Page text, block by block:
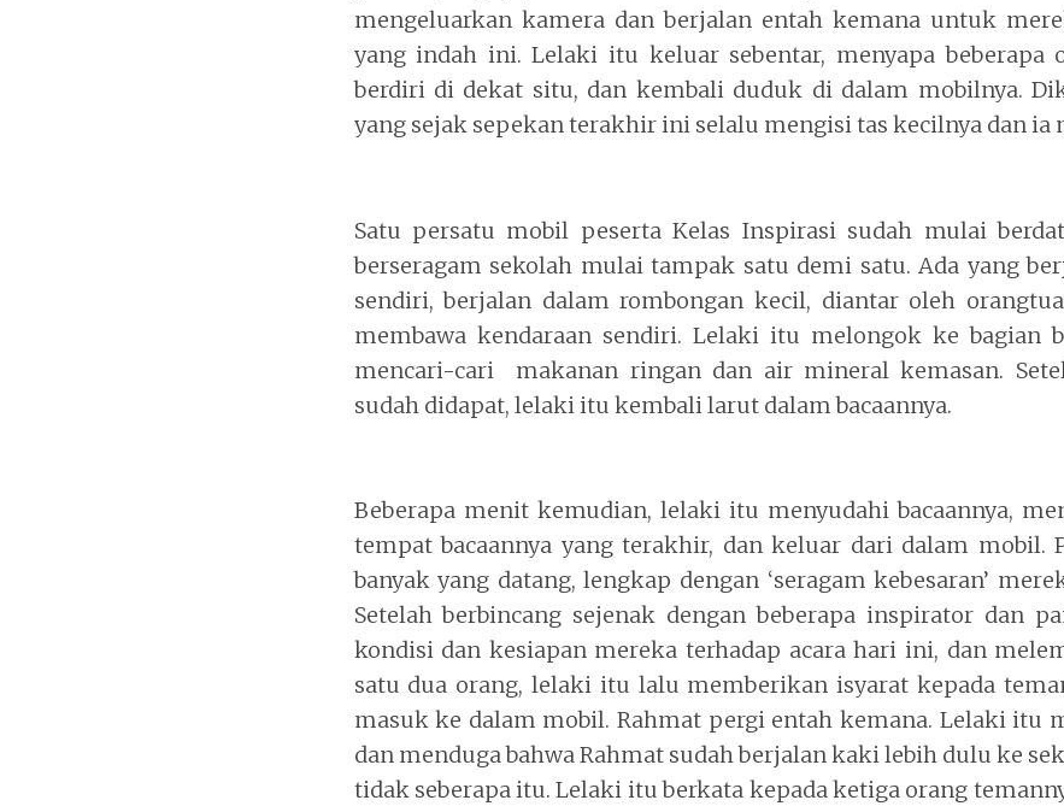
mengeluarkan kamera dan berjalan entah kemana untuk
yang indah ini. Lelaki itu keluar sebentar, menyapa beberapa
berdiri di dekat situ, dan kembali duduk di dalam mobilnya.
yang sejak sepekan terakhir ini selalu mengisi tas kecilnya dan ia
Satu persatu mobil peserta Kelas Inspirasi sudah mulai
berseragam sekolah mulai tampak satu demi satu. Ada yang
sendiri, berjalan dalam rombongan kecil, diantar oleh
membawa kendaraan sendiri. Lelaki itu melongok ke bagian
mencari-cari makanan ringan dan air mineral kemasan.
sudah didapat, lelaki itu kembali larut dalam bacaannya.
Beberapa menit kemudian, lelaki itu menyudahi bacaannya,
tempat bacaannya yang terakhir, dan keluar dari dalam mobil.
banyak yang datang, lengkap dengan ‘seragam kebesaran’
Setelah berbincang sejenak dengan beberapa inspirator dan
kondisi dan kesiapan mereka terhadap acara hari ini, dan
satu dua orang, lelaki itu lalu memberikan isyarat kepada
masuk ke dalam mobil. Rahmat pergi entah kemana. Lelaki itu
dan menduga bahwa Rahmat sudah berjalan kaki lebih dulu ke
tidak seberapa itu. Lelaki itu berkata kepada ketiga orang